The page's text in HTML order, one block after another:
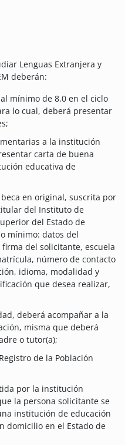
Lenguas Extranjera y
deberán:
mínimo de 8.0 en el ciclo
lo cual, deberá presentar
a la institución
carta de buena
educativa de
en original, suscrita por
del Instituto de
del Estado de
mínimo: datos del
del solicitante, escuela
número de contacto
idioma, modalidad y
que desea realizar,
deberá acompañar a la
misma que deberá
o tutor(a);
de la Población
por la institución
la persona solicitante se
institución de educación
domicilio en el Estado de